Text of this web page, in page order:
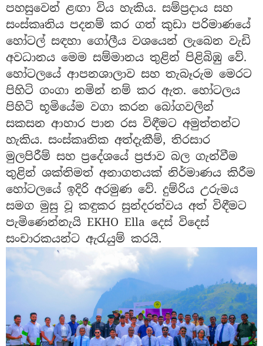
පහසුවෙන් ළඟා විය හැකිය. සම්ප්‍රදාය සහ
සංස්කෘතිය පදනම් කර ගත් කුඩා පරිමාණයේ
හෝටල් සඳහා ගෝලීය වශයෙන් ලැබෙන වැඩි
අවධානය මෙම සම්මානය තුළින් පිළිබිඹු වේ.
හෝටලයේ ආපනශාලාව සහ තැබෑරුම මෙරට
පිහිටි ගංගා නමින් නම් කර ඇත. හෝටලය
පිහිටි භූමියේම වගා කරන බෝගවලින්
සකසන ආහාර පාන රස විඳීමට අමුත්තන්ට
හැකිය. සංස්කෘතික අත්දැකීම්, තිරසාර
මුලපිරීම් සහ ප්‍රදේශයේ ප්‍රජාව බල ගැන්වීම
තුළින් ශක්තිමත් අනාගතයක් නිර්මාණය කිරීම
හෝටලයේ ඉදිරි අරමුණ වේ. දුම්රිය උරුමය
සමග මුසු වූ කඳුකර සුන්දරත්වය අත් විඳීමට
පැමිණෙන්නැයි EKHO Ella දෙස් විදෙස්
සංචාරකයන්ට ඇරැයුම් කරයි.